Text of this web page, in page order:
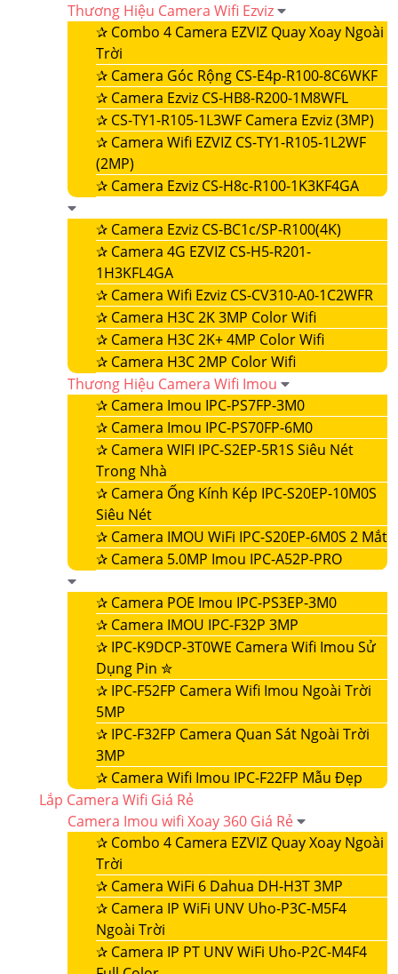
Thương Hiệu Camera Wifi Ezviz
✰ Combo 4 Camera EZVIZ Quay Xoay Ngoài
Trời
✰ Camera Góc Rộng CS-E4p-R100-8C6WKF
✰ Camera Ezviz CS-HB8-R200-1M8WFL
✰ CS-TY1-R105-1L3WF Camera Ezviz (3MP)
✰ Camera Wifi EZVIZ CS-TY1-R105-1L2WF
(2MP)
✰ Camera Ezviz CS-H8c-R100-1K3KF4GA
✰ Camera Ezviz CS-BC1c/SP-R100(4K)
✰ Camera 4G EZVIZ CS-H5-R201-
1H3KFL4GA
✰ Camera Wifi Ezviz CS-CV310-A0-1C2WFR
✰ Camera H3C 2K 3MP Color Wifi
✰ Camera H3C 2K+ 4MP Color Wifi
✰ Camera H3C 2MP Color Wifi
Thương Hiệu Camera Wifi Imou
✰ Camera Imou IPC-PS7FP-3M0
✰ Camera Imou IPC-PS70FP-6M0
✰ Camera WIFI IPC-S2EP-5R1S Siêu Nét
Trong Nhà
✰ Camera Ống Kính Kép IPC-S20EP-10M0S
Siêu Nét
✰ Camera IMOU WiFi IPC-S20EP-6M0S 2 Mắt
✰ Camera 5.0MP Imou IPC-A52P-PRO
✰ Camera POE Imou IPC-PS3EP-3M0
✰ Camera IMOU IPC-F32P 3MP
✰ IPC-K9DCP-3T0WE Camera Wifi Imou Sử
Dụng Pin ✮
✰ IPC-F52FP Camera Wifi Imou Ngoài Trời
5MP
✰ IPC-F32FP Camera Quan Sát Ngoài Trời
3MP
✰ Camera Wifi Imou IPC-F22FP Mẫu Đẹp
Lắp Camera Wifi Giá Rẻ
Camera Imou wifi Xoay 360 Giá Rẻ
✰ Combo 4 Camera EZVIZ Quay Xoay Ngoài
Trời
✰ Camera WiFi 6 Dahua DH-H3T 3MP
✰ Camera IP WiFi UNV Uho-P3C-M5F4
Ngoài Trời
✰ Camera IP PT UNV WiFi Uho-P2C-M4F4